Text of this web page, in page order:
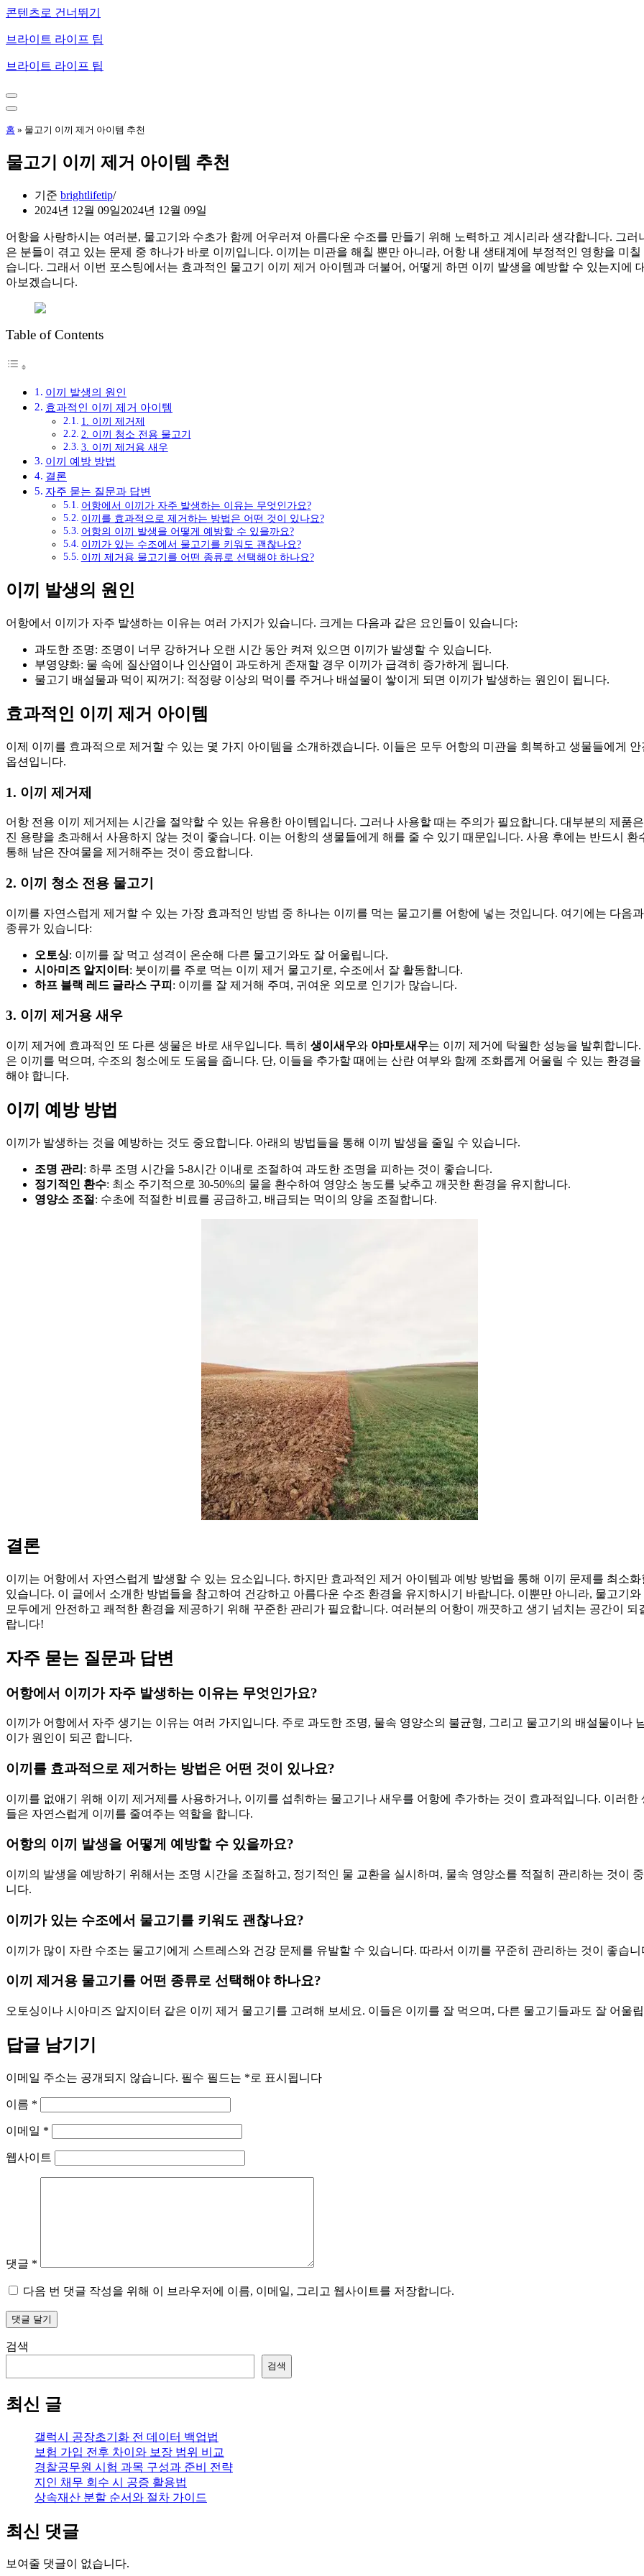
콘텐츠로 건너뛰기
브라이트 라이프 팁
브라이트 라이프 팁
내
비
게
션
메
내
비
이
션
홈 » 물고기 이끼 제거 아이템 추천
물고기 이끼 제거 아이템 추천
기준 brightlifetip
2024년 12월 09일2024년 12월 09일
어항을 사랑하시는 여러분, 물고기와 수초가 함께 어우러져 아름다운 수조를 만들기 위해 노력하고 계시리라 생각합니다. 그러
은 분들이 겪고 있는 문제 중 하나가 바로 이끼입니다. 이끼는 미관을 해칠 뿐만 아니라, 어항 내 생태계에 부정적인 영향을 미칠
습니다. 그래서 이번 포스팅에서는 효과적인 물고기 이끼 제거 아이템과 더불어, 어떻게 하면 이끼 발생을 예방할 수 있는지에
아보겠습니다.
Table of Contents
이끼 발생의 원인
효과적인 이끼 제거 아이템
1. 이끼 제거제
2. 이끼 청소 전용 물고기
3. 이끼 제거용 새우
이끼 예방 방법
결론
자주 묻는 질문과 답변
어항에서 이끼가 자주 발생하는 이유는 무엇인가요?
이끼를 효과적으로 제거하는 방법은 어떤 것이 있나요?
어항의 이끼 발생을 어떻게 예방할 수 있을까요?
이끼가 있는 수조에서 물고기를 키워도 괜찮나요?
이끼 제거용 물고기를 어떤 종류로 선택해야 하나요?
이끼 발생의 원인
어항에서 이끼가 자주 발생하는 이유는 여러 가지가 있습니다. 크게는 다음과 같은 요인들이 있습니다:
과도한 조명: 조명이 너무 강하거나 오랜 시간 동안 켜져 있으면 이끼가 발생할 수 있습니다.
부영양화: 물 속에 질산염이나 인산염이 과도하게 존재할 경우 이끼가 급격히 증가하게 됩니다.
물고기 배설물과 먹이 찌꺼기: 적정량 이상의 먹이를 주거나 배설물이 쌓이게 되면 이끼가 발생하는 원인이 됩니다.
효과적인 이끼 제거 아이템
이제 이끼를 효과적으로 제거할 수 있는 몇 가지 아이템을 소개하겠습니다. 이들은 모두 어항의 미관을 회복하고 생물들에게 안
옵션입니다.
1. 이끼 제거제
어항 전용 이끼 제거제는 시간을 절약할 수 있는 유용한 아이템입니다. 그러나 사용할 때는 주의가 필요합니다. 대부분의 제품
진 용량을 초과해서 사용하지 않는 것이 좋습니다. 이는 어항의 생물들에게 해를 줄 수 있기 때문입니다. 사용 후에는 반드시 환
통해 남은 잔여물을 제거해주는 것이 중요합니다.
2. 이끼 청소 전용 물고기
이끼를 자연스럽게 제거할 수 있는 가장 효과적인 방법 중 하나는 이끼를 먹는 물고기를 어항에 넣는 것입니다. 여기에는 다음
종류가 있습니다:
오토싱: 이끼를 잘 먹고 성격이 온순해 다른 물고기와도 잘 어울립니다.
시아미즈 알지이터 : 붓이끼를 주로 먹는 이끼 제거 물고기로, 수조에서 잘 활동합니다.
하프 블랙 레드 글라스 구피 : 이끼를 잘 제거해 주며, 귀여운 외모로 인기가 많습니다.
3. 이끼 제거용 새우
이끼 제거에 효과적인 또 다른 생물은 바로 새우입니다. 특히 생이새우와 야마토새우는 이끼 제거에 탁월한 성능을 발휘합니다.
은 이끼를 먹으며, 수조의 청소에도 도움을 줍니다. 단, 이들을 추가할 때에는 산란 여부와 함께 조화롭게 어울릴 수 있는 환경을
해야 합니다.
이끼 예방 방법
이끼가 발생하는 것을 예방하는 것도 중요합니다. 아래의 방법들을 통해 이끼 발생을 줄일 수 있습니다.
조명 관리 : 하루 조명 시간을 5-8시간 이내로 조절하여 과도한 조명을 피하는 것이 좋습니다.
정기적인 환수: 최소 주기적으로 30-50%의 물을 환수하여 영양소 농도를 낮추고 깨끗한 환경을 유지합니다.
영양소 조절 : 수초에 적절한 비료를 공급하고, 배급되는 먹이의 양을 조절합니다.
결론
이끼는 어항에서 자연스럽게 발생할 수 있는 요소입니다. 하지만 효과적인 제거 아이템과 예방 방법을 통해 이끼 문제를 최소화
있습니다. 이 글에서 소개한 방법들을 참고하여 건강하고 아름다운 수조 환경을 유지하시기 바랍니다. 이뿐만 아니라, 물고기와
모두에게 안전하고 쾌적한 환경을 제공하기 위해 꾸준한 관리가 필요합니다. 여러분의 어항이 깨끗하고 생기 넘치는 공간이 되
랍니다!
자주 묻는 질문과 답변
어항에서 이끼가 자주 발생하는 이유는 무엇인가요?
이끼가 어항에서 자주 생기는 이유는 여러 가지입니다. 주로 과도한 조명, 물속 영양소의 불균형, 그리고 물고기의 배설물이나
이가 원인이 되곤 합니다.
이끼를 효과적으로 제거하는 방법은 어떤 것이 있나요?
이끼를 없애기 위해 이끼 제거제를 사용하거나, 이끼를 섭취하는 물고기나 새우를 어항에 추가하는 것이 효과적입니다. 이러한
들은 자연스럽게 이끼를 줄여주는 역할을 합니다.
어항의 이끼 발생을 어떻게 예방할 수 있을까요?
이끼의 발생을 예방하기 위해서는 조명 시간을 조절하고, 정기적인 물 교환을 실시하며, 물속 영양소를 적절히 관리하는 것이
니다.
이끼가 있는 수조에서 물고기를 키워도 괜찮나요?
이끼가 많이 자란 수조는 물고기에게 스트레스와 건강 문제를 유발할 수 있습니다. 따라서 이끼를 꾸준히 관리하는 것이 좋습니
이끼 제거용 물고기를 어떤 종류로 선택해야 하나요?
오토싱이나 시아미즈 알지이터 같은 이끼 제거 물고기를 고려해 보세요. 이들은 이끼를 잘 먹으며, 다른 물고기들과도 잘 어울
답글 남기기
이메일 주소는 공개되지 않습니다. 필수 필드는 *로 표시됩니다
이름 *
이메일 *
웹사이트
댓글 *
다음 번 댓글 작성을 위해 이 브라우저에 이름, 이메일, 그리고 웹사이트를 저장합니다.
검색
검색
최신 글
갤럭시 공장초기화 전 데이터 백업법
보험 가입 전후 차이와 보장 범위 비교
경찰공무원 시험 과목 구성과 준비 전략
지인 채무 회수 시 공증 활용법
상속재산 분할 순서와 절차 가이드
최신 댓글
보여줄 댓글이 없습니다.